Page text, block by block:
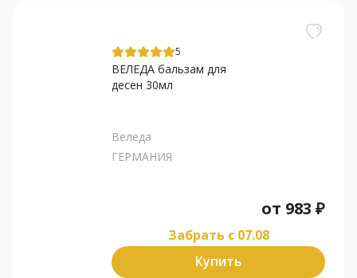
5
ВЕЛЕДА бальзам для
десен 30мл
Веледа
ГЕРМАНИЯ
от 983 ₽
Забрать c 07.08
Купить